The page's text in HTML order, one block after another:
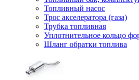
Топливный насос
Трос акселератора (газа)
Трубка топливная
Уплотнительное кольцо
Шланг обратки топлива